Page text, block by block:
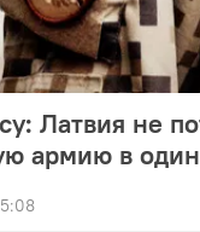
Латвия не
армию в